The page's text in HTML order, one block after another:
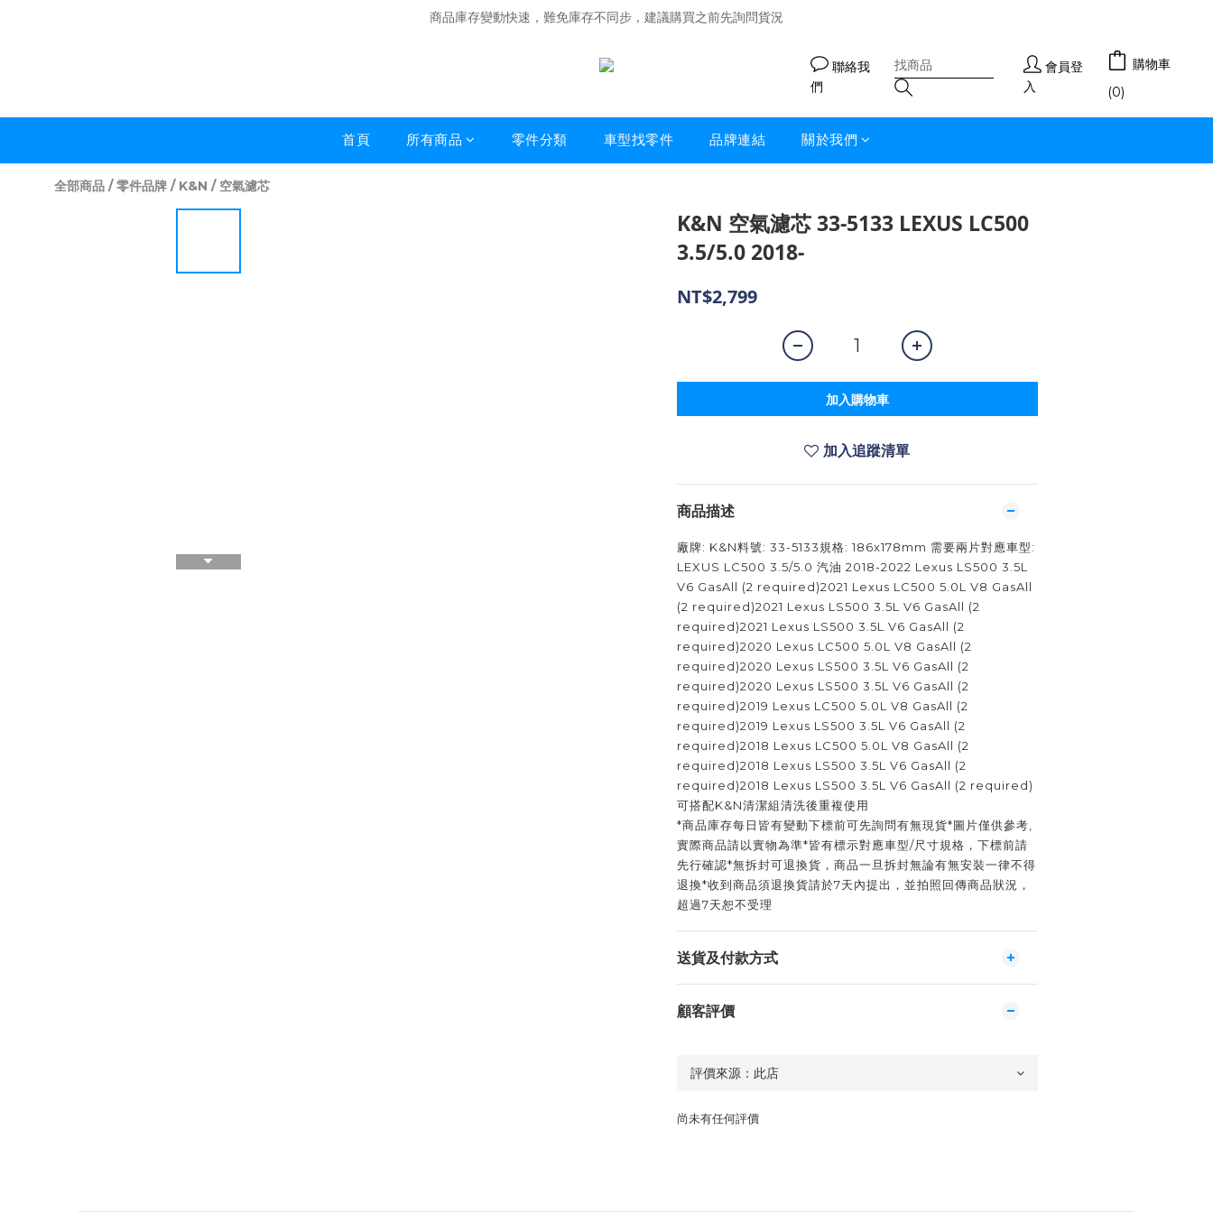
商品庫存變動快速，難免庫存不同步，建議購買之前先詢問貨況
商品庫存變動快速，難免庫存不同步，建議購買之前先詢問貨況
聯絡我
們
會員登
入
購物車
(0)
首頁 所有商品 零件分類 車型找零件 品牌連結 關於我們
全部商品 /零件品牌 / K&N / 空氣濾芯
K&N 空氣濾芯 33-5133 LEXUS LC500
3.5/5.0 2018-
NT$2,799
加入購物車
加入追蹤清單
商品描述
廠牌: K&N料號: 33-5133規格: 186x178mm 需要兩片對應車型:
LEXUS LC500 3.5/5.0 汽油 2018-2022 Lexus LS500 3.5L
V6 GasAll (2 required)2021 Lexus LC500 5.0L V8 GasAll
(2 required)2021 Lexus LS500 3.5L V6 GasAll (2
required)2021 Lexus LS500 3.5L V6 GasAll (2
required)2020 Lexus LC500 5.0L V8 GasAll (2
required)2020 Lexus LS500 3.5L V6 GasAll (2
required)2020 Lexus LS500 3.5L V6 GasAll (2
required)2019 Lexus LC500 5.0L V8 GasAll (2
required)2019 Lexus LS500 3.5L V6 GasAll (2
required)2018 Lexus LC500 5.0L V8 GasAll (2
required)2018 Lexus LS500 3.5L V6 GasAll (2
required)2018 Lexus LS500 3.5L V6 GasAll (2 required)
可搭配K&N清潔組清洗後重複使用
*商品庫存每日皆有變動下標前可先詢問有無現貨*圖片僅供參考,
實際商品請以實物為準*皆有標示對應車型/尺寸規格，下標前請
先行確認*無拆封可退換貨，商品一旦拆封無論有無安裝一律不得
退換*收到商品須退換貨請於7天內提出，並拍照回傳商品狀況，
超過7天恕不受理
送貨及付款方式
顧客評價
尚未有任何評價